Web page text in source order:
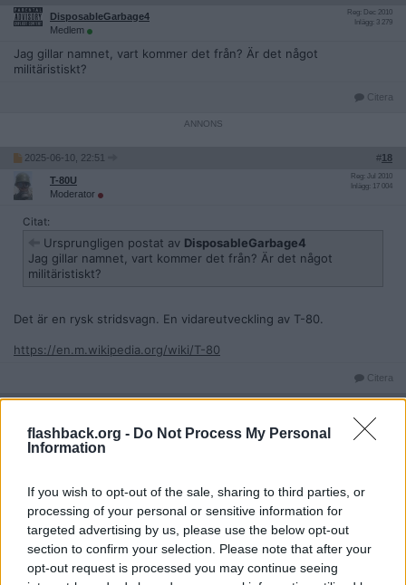
flashback.org - Do Not Process My Personal
Information
If you wish to opt-out of the sale, sharing to third parties, or
processing of your personal or sensitive information for
targeted advertising by us, please use the below opt-out
section to confirm your selection. Please note that after your
opt-out request is processed you may continue seeing
DisposableGarbage4
Medlem
Reg: Dec 2010
Inlägg: 3 279
Jag gillar namnet, vart kommer det från? Är det något
militäristiskt?
Citera
2025-06-10, 22:51 #18
T-80U
Moderator
Reg: Jul 2010
Inlägg: 17 004
Citat:
Ursprungligen postat av DisposableGarbage4
Jag gillar namnet, vart kommer det från? Är det något
militäristiskt?
Det är en rysk stridsvagn. En vidareutveckling av T-80.
https://en.m.wikipedia.org/wiki/T-80
Citera
2025-06-10, 23:13 #19
svammelprofeten
Medlem
Reg: Dec 2015
Inlägg: 883
Ursprungligen postat av T-80U
Det var en intressant teori. Jag vet inte om jag skulle se mig
själv som en loser direkt, jag har ett relativt okej jobb med en
bra bit över medianlön och goda förmåner, samt ett, återigen
relativt, rikt liv i övrigt. Jag har däremot ingen familj och är i
yngre medelålder, så jag ser ett värde i att försöka delta i FBs
funktion som en del av min fritidssysselsättning.